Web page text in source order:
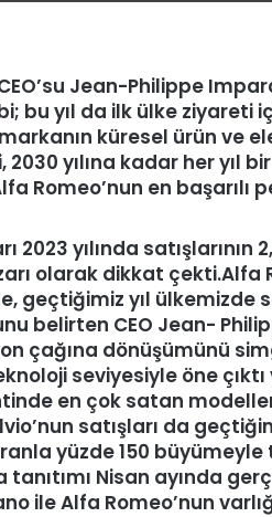
Jean-Philippe
bu yıl da ilk ülke ziyareti iç
küresel ürün ve
2030 yılına kadar her yıl
Romeo’nun en
2023 yılında
olarak dikkat çekti.Alfa
geçtiğimiz yıl ülkemizde
belirten CEO Jean-
çağına dönüşümünü
seviyesiyle öne
en çok satan
satışları da
yüzde 150
tanıtımı Nisan ayında
ile Alfa Romeo’nun